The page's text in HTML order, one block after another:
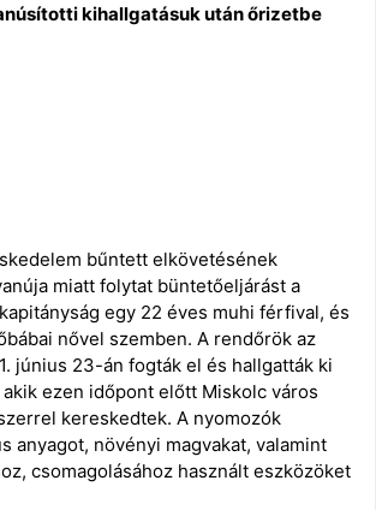
kihallgatásuk után őrizetbe
bűntett elkövetésének
miatt folytat büntetőeljárást a
egy 22 éves muhi férfival, és
nővel szemben. A rendőrök az
június 23-án fogták el és hallgatták ki
ezen időpont előtt Miskolc város
kereskedtek. A nyomozók
anyagot, növényi magvakat, valamint
csomagolásához használt eszközöket